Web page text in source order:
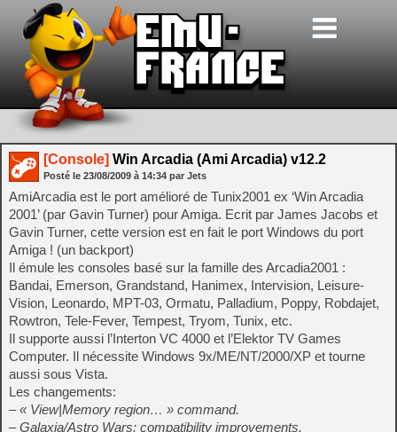
[Console] Win Arcadia (Ami Arcadia) v12.2
Posté le 23/08/2009 à 14:34 par Jets
AmiArcadia est le port amélioré de Tunix2001 ex ‘Win Arcadia
2001’ (par Gavin Turner) pour Amiga. Ecrit par James Jacobs et
Gavin Turner, cette version est en fait le port Windows du port
Amiga ! (un backport)
Il émule les consoles basé sur la famille des Arcadia2001 :
Bandai, Emerson, Grandstand, Hanimex, Intervision, Leisure-
Vision, Leonardo, MPT-03, Ormatu, Palladium, Poppy, Robdajet,
Rowtron, Tele-Fever, Tempest, Tryom, Tunix, etc.
Il supporte aussi l’Interton VC 4000 et l’Elektor TV Games
Computer. Il nécessite Windows 9x/ME/NT/2000/XP et tourne
aussi sous Vista.
Les changements:
– « View|Memory region… » command.
– Galaxia/Astro Wars: compatibility improvements.